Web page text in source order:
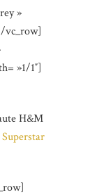
»
vc_row]
»1/1″]
H&M